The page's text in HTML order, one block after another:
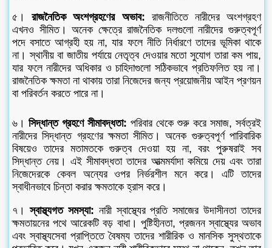
৫।রাজনৈতিক অংশগ্রহণের অভাব: রাজনীতিতে নারীদের অংশগ্রহণ
এখনও সীমিত। অনেক ক্ষেত্রে রাজনৈতিক দলগুলো নারীদের গুরুত্বপূর্ণ
পদে বসাতে আগ্রহী হয় না, যার ফলে নীতি নির্ধারণে তাদের ভূমিকা থাকে
না। স্থানীয় বা জাতীয় পর্যায়ে নেতৃত্ব দেওয়ার মতো সুযোগ তারা কম পায়,
যার ফলে নারীদের অধিকার ও চাহিদাগুলো সঠিকভাবে প্রতিফলিত হয় না।
রাজনৈতিক ক্ষমতা না থাকায় তারা নিজেদের জন্য প্রয়োজনীয় আইন প্রণয়ন
বা পরিবর্তন করতে পারে না।
৬। সিদ্ধান্ত গ্রহণে সীমাবদ্ধতা: পরিবার থেকে শুরু করে সমাজ, সর্বত্রই
নারীদের সিদ্ধান্ত গ্রহণের ক্ষমতা সীমিত। অনেক গুরুত্বপূর্ণ পারিবারিক
বিষয়েও তাদের মতামতকে গুরুত্ব দেওয়া হয় না, বরং পুরুষরাই সব
সিদ্ধান্ত নেয়। এই সীমাবদ্ধতা তাদের আত্মমর্যাদা কমিয়ে দেয় এবং তারা
নিজেদেরকে কেবল অন্যের ওপর নির্ভরশীল মনে করে। এটি তাদের
স্বাধীনভাবে চিন্তা করার ক্ষমতাকে হ্রাস করে।
৭।স্বাস্থ্যগত সমস্যা: নারী স্বাস্থ্যের প্রতি সমাজের উদাসীনতা তাদের
ক্ষমতায়নের পথে আরেকটি বড় বাধা। পুষ্টিহীনতা, প্রজনন স্বাস্থ্যের অভাব
এবং স্বাস্থ্যসেবা প্রাপ্তিতে বৈষম্য তাদের শারীরিক ও মানসিক সুস্থতাকে